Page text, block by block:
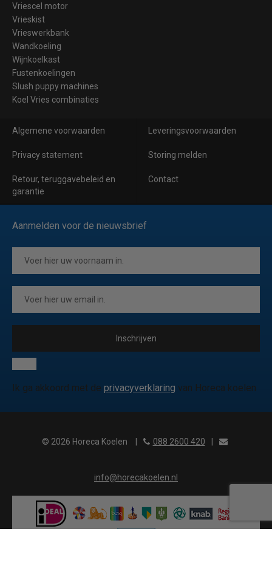
Vriescel motor
Vrieskist
Vrieswerkbank
Wandkoeling
Wijnkoelkast
Fustenkoelingen
Slush puppy machines
Koel Vries combinaties
Algemene voorwaarden Leveringsvoorwaarden
Privacy statement Storing melden
Retour, teruggavebeleid en
garantie
Contact
Aanmelden voor de nieuwsbrief
Inschrijven
Ik ga akkoord met de privacyverklaring van Horeca koelen
© 2026 Horeca Koelen 088 2600 420
info@horecakoelen.nl